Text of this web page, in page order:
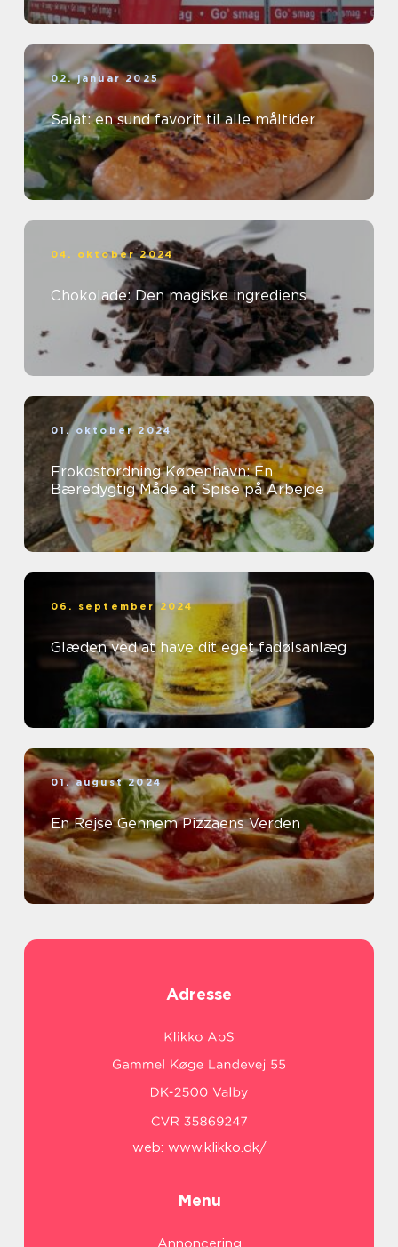
02. januar 2025
Salat: en sund favorit til alle måltider
04. oktober 2024
Chokolade: Den magiske ingrediens
01. oktober 2024
Frokostordning København: En
Bæredygtig Måde at Spise på Arbejde
06. september 2024
Glæden ved at have dit eget fadølsanlæg
01. august 2024
En Rejse Gennem Pizzaens Verden
Adresse
web: www.klikko.dk/
Menu
Annoncering